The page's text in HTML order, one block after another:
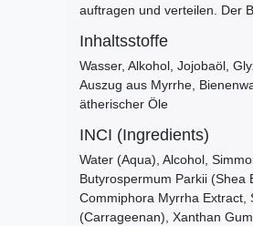
auftragen und verteilen. Der
Inhaltsstoffe
Wasser, Alkohol, Jojobaöl,
Auszug aus Myrrhe,
ätherischer Öle
INCI (Ingredients)
Water (Aqua), Alcohol,
Butyrospermum Parkii (Shea
Commiphora Myrrha Extract,
(Carrageenan), Xanthan